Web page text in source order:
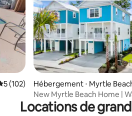
moyenne sur la base de
5 (102)
Hébergement ⋅ Myrtle
New Myrtle Beach Home |
| Sleeps 10
Locations de